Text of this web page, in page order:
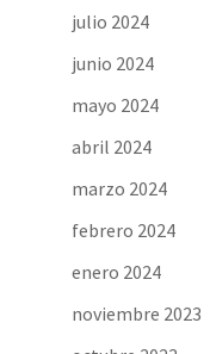
julio 2024
junio 2024
mayo 2024
abril 2024
marzo 2024
febrero 2024
enero 2024
noviembre 2023